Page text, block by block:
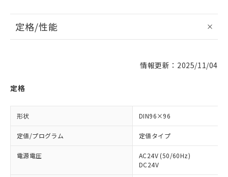
定格/性能
情報更新：2025/11/04
定格
形状 DIN96×96
定値/プログラム 定値タイプ
電源電圧
AC24V (50/60Hz)
DC24V